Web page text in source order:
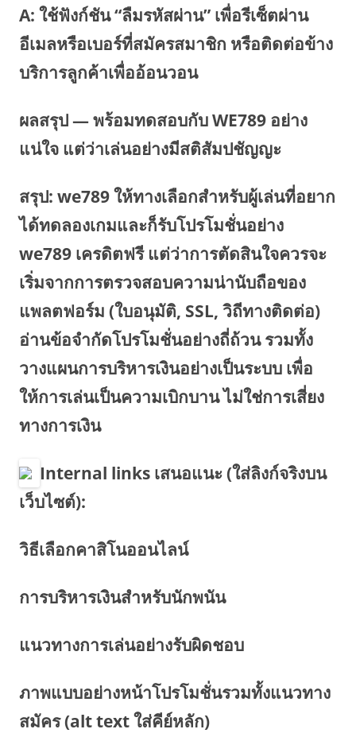
A: ใช้ฟังก์ชัน “ลืมรหัสผ่าน” เพื่อรีเซ็ตผ่าน
อีเมลหรือเบอร์ที่สมัครสมาชิก หรือติดต่อข้าง
บริการลูกค้าเพื่ออ้อนวอน
ผลสรุป — พร้อมทดสอบกับ WE789 อย่าง
แน่ใจ แต่ว่าเล่นอย่างมีสติสัมปชัญญะ
สรุป: we789 ให้ทางเลือกสำหรับผู้เล่นที่อยาก
ได้ทดลองเกมและก็รับโปรโมชั่นอย่าง
we789 เครดิตฟรี แต่ว่าการตัดสินใจควรจะ
เริ่มจากการตรวจสอบความน่านับถือของ
แพลตฟอร์ม (ใบอนุมัติ, SSL, วิถีทางติดต่อ)
อ่านข้อจำกัดโปรโมชั่นอย่างถี่ถ้วน รวมทั้ง
วางแผนการบริหารเงินอย่างเป็นระบบ เพื่อ
ให้การเล่นเป็นความเบิกบาน ไม่ใช่การเสี่ยง
ทางการเงิน
Internal links เสนอแนะ (ใส่ลิงก์จริงบน
เว็บไซต์):
วิธีเลือกคาสิโนออนไลน์
การบริหารเงินสำหรับนักพนัน
แนวทางการเล่นอย่างรับผิดชอบ
ภาพแบบอย่างหน้าโปรโมชั่นรวมทั้งแนวทาง
สมัคร (alt text ใส่คีย์หลัก)